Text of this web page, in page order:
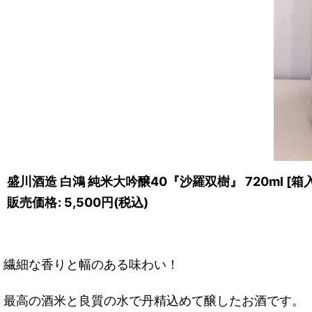
盛川酒造 白鴻 純米大吟醸40『沙羅双樹』 720ml [箱
販売価格: 5,500円(税込)
繊細な香りと幅のある味わい！
最高の酒米と良質の水で丹精込めて醸したお酒です。